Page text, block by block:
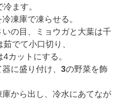
ます。
凍庫で凍らせる。
の目、ミョウガと大葉は千
でて小口切り、
カットにする。
に盛り付け、3の野菜を飾
から出し、冷水にあてなが